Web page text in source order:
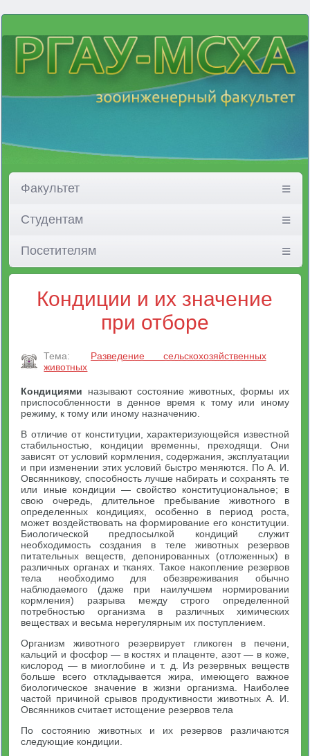
Факультет
Студентам
Посетителям
Кондиции и их значение
при отборе
Тема:
Разведение сельскохозяйственных
животных
Кондициями называют состояние животных, формы их
приспособленности в денное время к тому или иному
режиму, к тому или иному назначению.
В отличие от конституции, характеризующейся известной
стабильностью, кондиции временны, преходящи. Они
зависят от условий кормления, содержания, эксплуатации
и при изменении этих условий быстро меняются. По А. И.
Овсянникову, способность лучше набирать и сохранять те
или иные кондиции — свойство конституциональное; в
свою очередь, длительное пребывание животного в
определенных кондициях, особенно в период роста,
может воздействовать на формирование его конституции.
Биологической предпосылкой кондиций служит
необходимость создания в теле животных резервов
питательных веществ, депонированных (отложенных) в
различных органах и тканях. Такое накопление резервов
тела необходимо для обезвреживания обычно
наблюдаемого (даже при наилучшем нормировании
кормления) разрыва между строго определенной
потребностью организма в различных химических
веществах и весьма нерегулярным их поступлением.
Организм животного резервирует гликоген в печени,
кальций и фосфор — в костях и плаценте, азот — в коже,
кислород — в миоглобине и т. д. Из резервных веществ
больше всего откладывается жира, имеющего важное
биологическое значение в жизни организма. Наиболее
частой причиной срывов продуктивности животных А. И.
Овсянников считает истощение резервов тела
По состоянию животных и их резервов различаются
следующие кондиции.